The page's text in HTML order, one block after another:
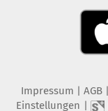
Impressum AGB
Einstellungen